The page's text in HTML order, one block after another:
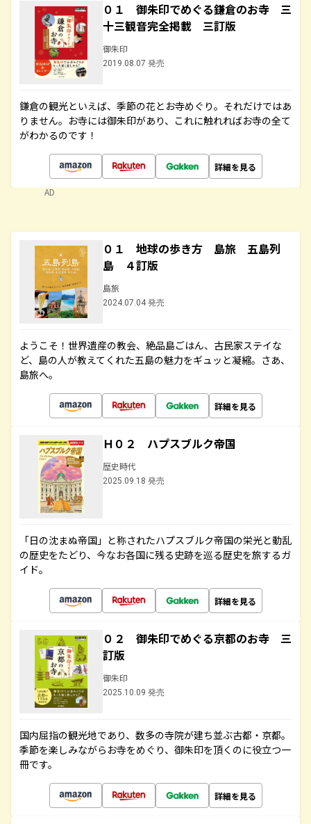
０１ 御朱印でめぐる鎌倉のお寺 三
十三観音完全掲載 三訂版
御朱印
2019.08.07 発売
鎌倉の観光といえば、季節の花とお寺めぐり。それだけではあ
りません。お寺には御朱印があり、これに触れればお寺の全て
がわかるのです！
詳細を見る
AD
０１ 地球の歩き方 島旅 五島列
島 ４訂版
島旅
2024.07.04 発売
ようこそ！世界遺産の教会、絶品島ごはん、古民家ステイな
ど、島の人が教えてくれた五島の魅力をギュッと凝縮。さあ、
島旅へ。
詳細を見る
Ｈ０２ ハプスブルク帝国
歴史時代
2025.09.18 発売
「日の沈まぬ帝国」と称されたハプスブルク帝国の栄光と動乱
の歴史をたどり、今なお各国に残る史跡を巡る歴史を旅するガ
イド。
詳細を見る
０２ 御朱印でめぐる京都のお寺 三
訂版
御朱印
2025.10.09 発売
国内屈指の観光地であり、数多の寺院が建ち並ぶ古都・京都。
季節を楽しみながらお寺をめぐり、御朱印を頂くのに役立つ一
冊です。
詳細を見る